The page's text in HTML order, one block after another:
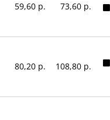
59,60 р. 73,60 р.
80,20 р. 108,80 р.